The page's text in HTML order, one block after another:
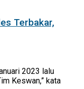
Terbakar,
2023 lalu
Keswan,” kata